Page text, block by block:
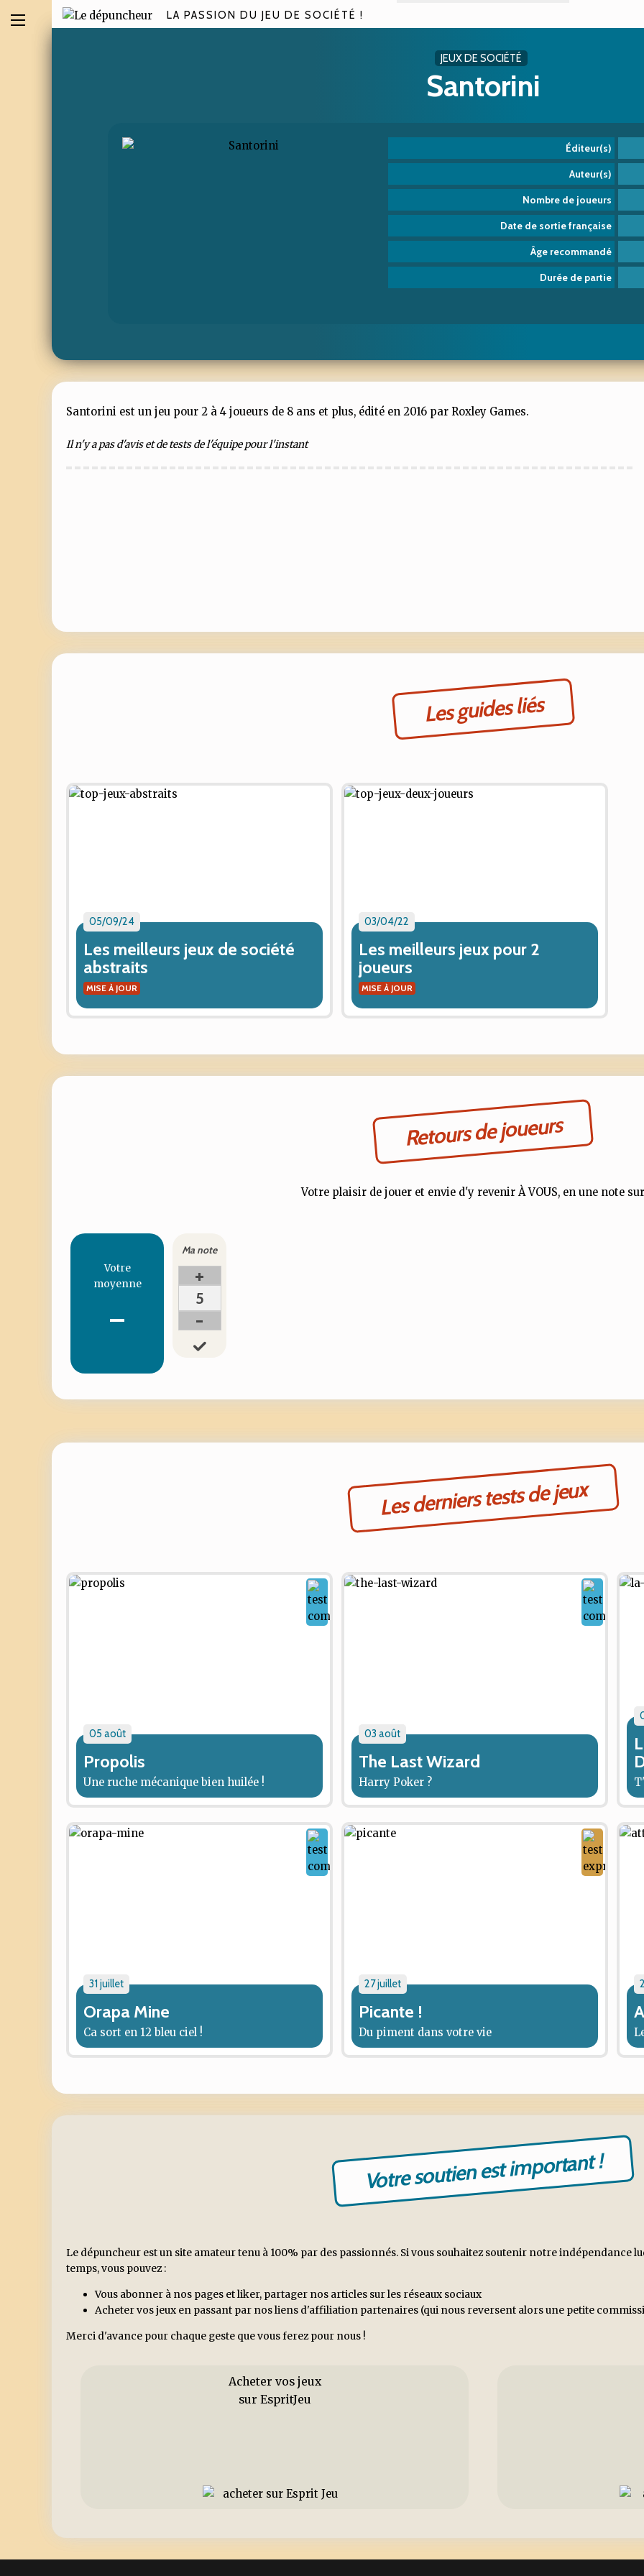
LA PASSION DU JEU DE SOCIÉTÉ !
JEUX DE SOCIÉTÉ
Santorini
Éditeur(s)
Auteur(s)
Nombre de joueurs
Date de sortie française
Âge recommandé
Durée de partie
Santorini est un jeu pour 2 à 4 joueurs de 8 ans et plus, édité en 2016 par Roxley Games.
Il n'y a pas d'avis et de tests de l'équipe pour l'instant
Les guides liés
05/09/24
Les meilleurs jeux de société
abstraits
MISE À JOUR
03/04/22
Les meilleurs jeux pour 2
joueurs
MISE À JOUR
Retours de joueurs
Votre plaisir de jouer et envie d'y revenir À VOUS, en une note
Votre
moyenne
-
Ma note
+
5
-
Les derniers tests de jeux
05 août
Propolis
Une ruche mécanique bien huilée !
03 août
The Last Wizard
Harry Poker ?
31 juillet
Orapa Mine
Ca sort en 12 bleu ciel !
27 juillet
Picante !
Du piment dans votre vie
Votre soutien est important !
Le dépuncheur est un site amateur tenu à 100% par des passionnés. Si vous souhaitez soutenir notre indépendance
temps, vous pouvez :
Vous abonner à nos pages et liker, partager nos articles sur les réseaux sociaux
Acheter vos jeux en passant par nos liens d'affiliation partenaires (qui nous reversent alors une petite
Merci d'avance pour chaque geste que vous ferez pour nous !
Acheter vos jeux
sur EspritJeu